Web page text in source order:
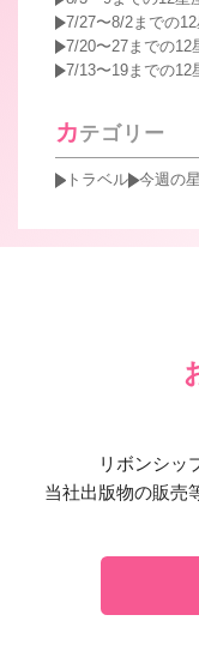
7/27〜8/2までの
7/20〜27までの12
7/13〜19までの12
カテゴリー
トラベル 今週の
リボンシッ
当社出版物の販売